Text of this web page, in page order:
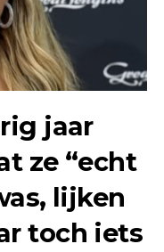
jaar
ze “echt
lijken
toch iets